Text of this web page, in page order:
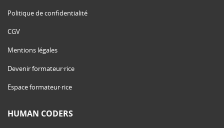
Politique de confidentialité
CGV
Mentions légales
Devenir formateur·rice
Espace formateur·rice
HUMAN CODERS